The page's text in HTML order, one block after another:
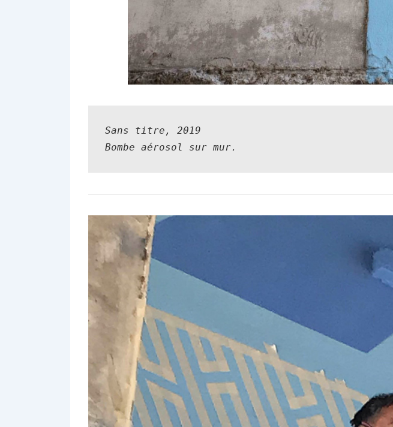
Sans titre , 2019
Bombe aérosol sur mur.